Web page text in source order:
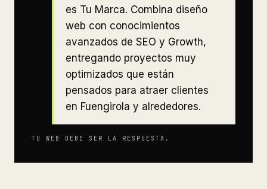
es Tu Marca. Combina diseño
web con conocimientos
avanzados de SEO y Growth,
entregando proyectos muy
optimizados que están
pensados para atraer clientes
en Fuengirola y alrededores.
TU WEB DEBE SER LA RESPUESTA.